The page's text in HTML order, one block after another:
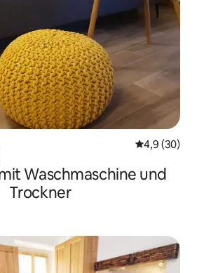
4,9 (30)
Waschmaschine und
Trockner